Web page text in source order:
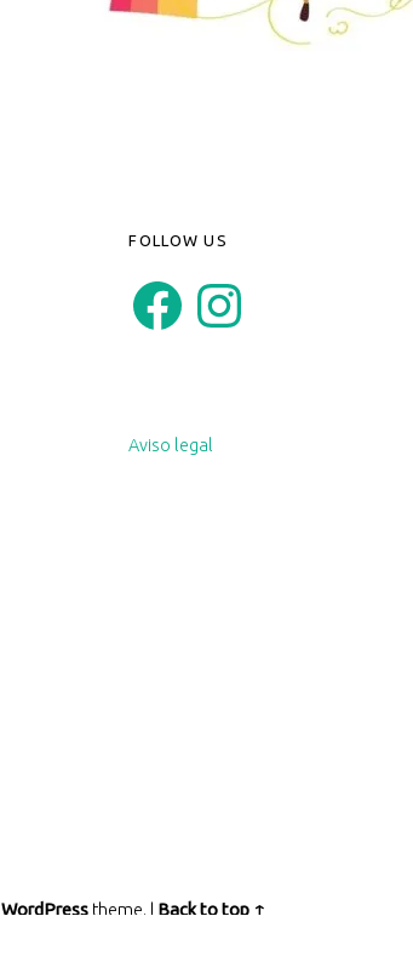
FOLLOW US
Aviso legal
WordPress theme. Back to top ↑